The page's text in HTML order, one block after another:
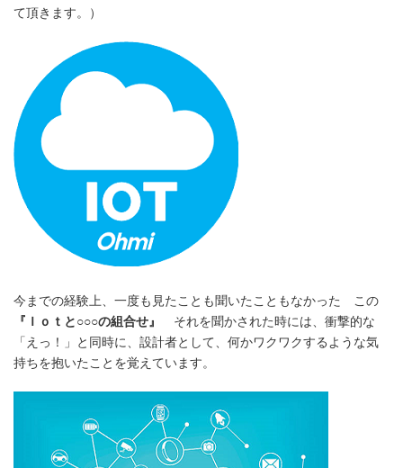
て頂きます。）
今までの経験上、一度も見たことも聞いたこともなかった この
『Ｉｏｔと○○○の組合せ』
それを聞かされた時には、衝撃的な
「えっ！」と同時に、設計者として、何かワクワクするような気
持ちを抱いたことを覚えています。